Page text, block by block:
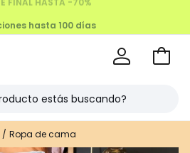
Ir
Ropa de cama